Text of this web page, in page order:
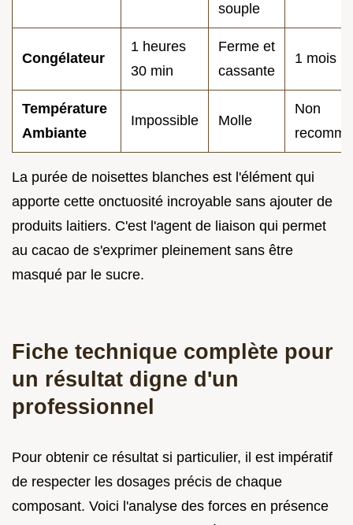
souple
Congélateur
1 heures
30 min
Ferme et
cassante
1 mois
Température
Ambiante
Impossible Molle
Non
La purée de noisettes blanches est l'élément qui
apporte cette onctuosité incroyable sans ajouter de
produits laitiers. C'est l'agent de liaison qui permet
au cacao de s'exprimer pleinement sans être
masqué par le sucre.
Fiche technique complète pour
un résultat digne d'un
professionnel
Pour obtenir ce résultat si particulier, il est impératif
de respecter les dosages précis de chaque
composant. Voici l'analyse des forces en présence